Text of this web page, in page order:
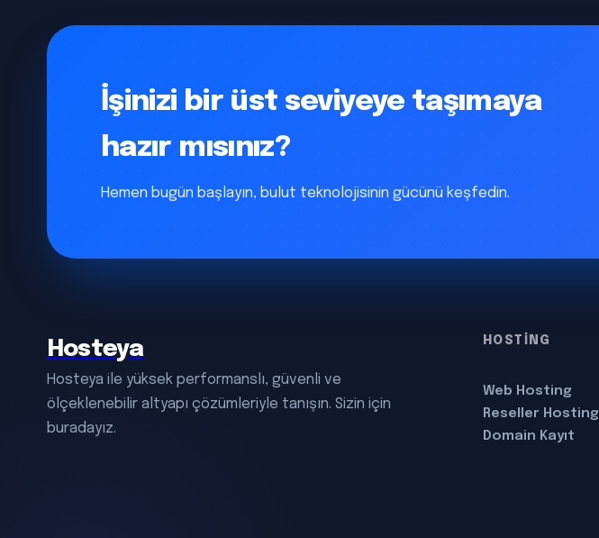
İşinizi bir üst seviyeye taşımaya
hazır mısınız?
Hemen bugün başlayın, bulut teknolojisinin gücünü keşfedin.
Hosteya
Hosteya ile yüksek performanslı, güvenli ve
ölçeklenebilir altyapı çözümleriyle tanışın. Sizin için
buradayız.
HOSTİNG
Web Hosting
Reseller Hosting
Domain Kayıt